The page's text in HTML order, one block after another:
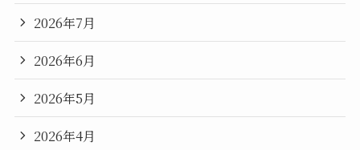
2026年7月
2026年6月
2026年5月
2026年4月